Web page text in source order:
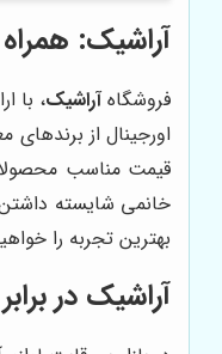
آراشیک:
فروشگاهآراشیک، با
اورجینال از
قیمت مناسب
خانمی شایسته
بهترین تجربه را
آراشیک در